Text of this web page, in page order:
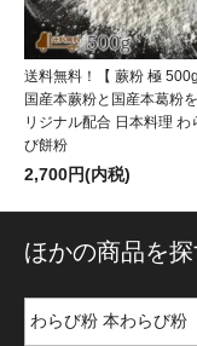
送料無料！【 蕨粉 極 500g
国産本蕨粉と国産本葛粉
リジナル配合 日本料理 わ
び餅粉
2,700円(内税)
ほかの商品を